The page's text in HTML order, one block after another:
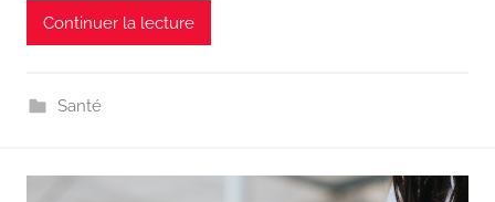
Continuer la lecture
Santé